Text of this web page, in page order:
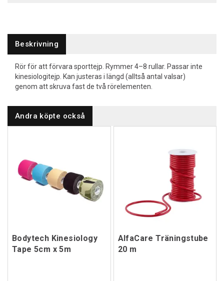
Beskrivning
Rör för att förvara sporttejp. Rymmer 4–8 rullar. Passar inte
kinesiologitejp. Kan justeras i längd (alltså antal valsar)
genom att skruva fast de två rörelementen.
Andra köpte också
Bodytech Kinesiology
Tape 5cm x 5m
AlfaCare Träningstube
20 m